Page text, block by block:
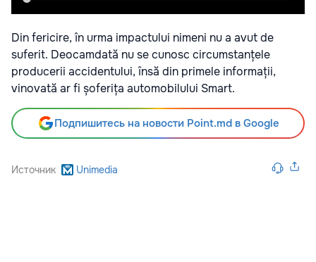
Din fericire, în urma impactului nimeni nu a avut de
suferit. Deocamdată nu se cunosc circumstanțele
producerii accidentului, însă din primele informații,
vinovată ar fi șoferița automobilului Smart.
Подпишитесь на новости Point.md в Google
Источник Unimedia